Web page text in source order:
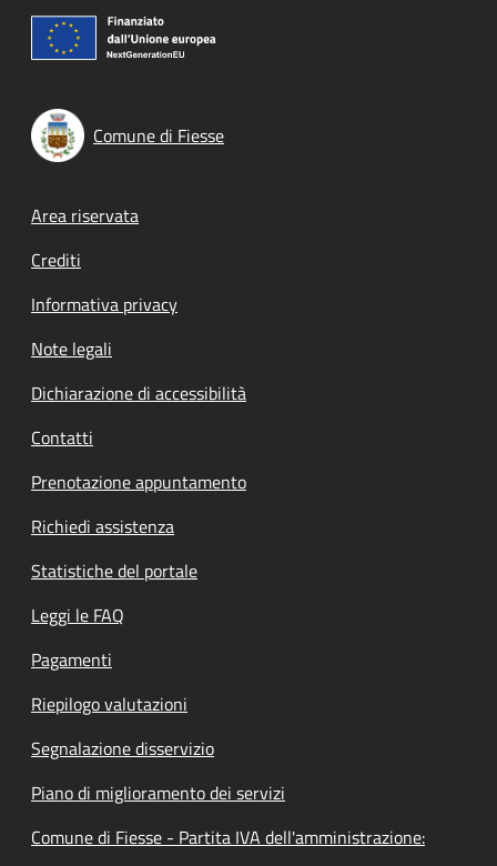
Comune di Fiesse
Footer menu
Area riservata
Crediti
Informativa privacy
Note legali
Dichiarazione di accessibilità
Contatti
Prenotazione appuntamento
Richiedi assistenza
Statistiche del portale
Leggi le FAQ
Pagamenti
Riepilogo valutazioni
Segnalazione disservizio
Piano di miglioramento dei servizi
Comune di Fiesse - Partita IVA dell'amministrazione: